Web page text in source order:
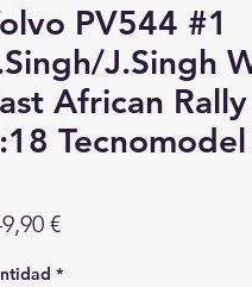
PV544 #1
J.Singh
African
Tecnomodel
€Precio
*